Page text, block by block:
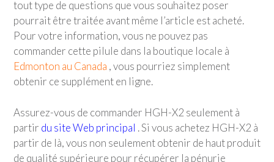
tout type de questions que vous souhaitez poser
pourrait être traitée avant même l’article est acheté.
Pour votre information, vous ne pouvez pas
commander cette pilule dans la boutique locale à
Edmonton au Canada , vous pourriez simplement
obtenir ce supplément en ligne.
Assurez-vous de commander HGH-X2 seulement à
partir du site Web principal . Si vous achetez HGH-X2 à
partir de là, vous non seulement obtenir de haut produit
de qualité supérieure pour récupérer la pénurie